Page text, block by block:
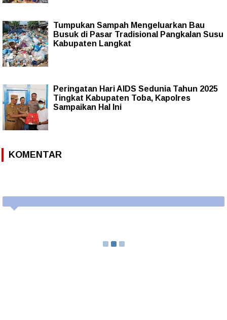
Tumpukan Sampah Mengeluarkan Bau
Busuk di Pasar Tradisional Pangkalan Susu
Kabupaten Langkat
Peringatan Hari AIDS Sedunia Tahun 2025
Tingkat Kabupaten Toba, Kapolres
Sampaikan Hal Ini
KOMENTAR